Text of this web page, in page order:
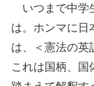
いつまで中学
は。ホンマに日
は、＜憲法の英
これは国柄、